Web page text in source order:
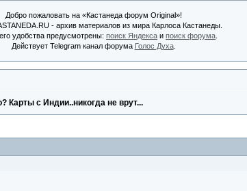
Добро пожаловать на «Кастанеда форум Original»!
- архив материалов из мира Карлоса Кастанеды.
удобства предусмотрены:поиск Яндекса ипоиск форума
Действует Telegram канал форума Голос Духа.
Карты с Индии..никогда не врут...